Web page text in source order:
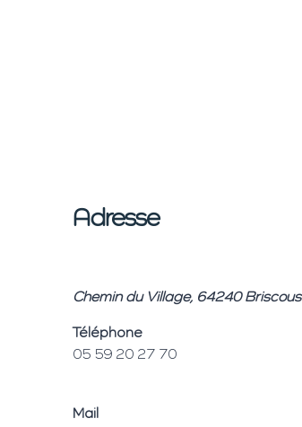
Adresse
Chemin du Village, 64240 Briscous
Téléphone
05 59 20 27 70
Mail